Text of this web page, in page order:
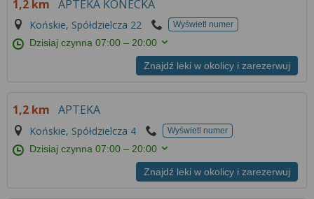
1,2 km APTEKA KONECKA
Końskie, Spółdzielcza 22 Wyświetl numer
Dzisiaj czynna07:00 – 20:00
Znajdź leki w okolicy i zarezerwuj
1,2 km APTEKA
Końskie, Spółdzielcza 4 Wyświetl numer
Dzisiaj czynna07:00 – 20:00
Znajdź leki w okolicy i zarezerwuj
Więcej informacji na temat wykorzystywania
narzędzi zewnętrznych w naszym serwisie
znajdziesz wRegulaminie Serwisu